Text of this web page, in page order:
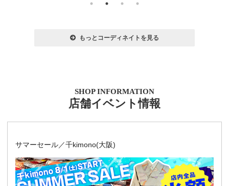
もっとコーディネイトを見る
SHOP INFORMATION
店舗イベント情報
サマーセール／千kimono(大阪)